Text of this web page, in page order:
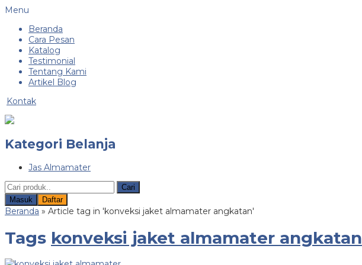
Menu
Beranda
Cara Pesan
Katalog
Testimonial
Tentang Kami
Artikel Blog
Kontak
Kategori Belanja
Jas Almamater
Cari
Masuk
Daftar
Beranda » Article tag in 'konveksi jaket almamater angkatan'
Tags konveksi jaket almamater angkatan